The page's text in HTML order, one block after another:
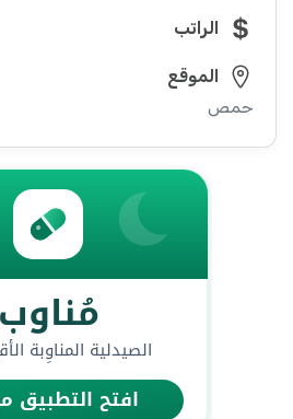
الراتب
الموقع
حمص